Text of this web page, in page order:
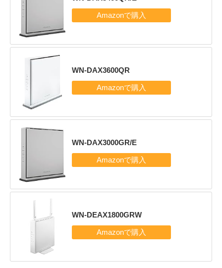
WN-DAX3600QR
WN-DAX3000GR/E
WN-DEAX1800GRW